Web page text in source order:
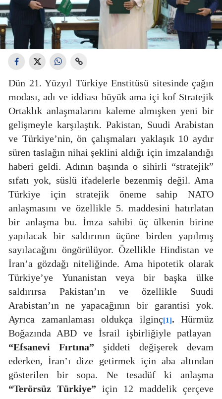
Dün 21. Yüzyıl Türkiye Enstitüsü sitesinde çağın
modası, adı ve iddiası büyük ama içi kof Stratejik
Ortaklık anlaşmalarını kaleme almışken yeni bir
gelişmeyle karşılaştık. Pakistan, Suudi Arabistan
ve Türkiye’nin, ön çalışmaları yaklaşık 10 aydır
süren taslağın nihai şeklini aldığı için imzalandığı
haberi geldi. Adının başında o sihirli “stratejik”
sıfatı yok, süslü ifadelerle bezenmiş değil. Ama
Türkiye için stratejik öneme sahip NATO
anlaşmasını ve özellikle 5. maddesini hatırlatan
bir anlaşma bu. İmza sahibi üç ülkenin birine
yapılacak bir saldırının üçüne birden yapılmış
sayılacağını öngörülüyor. Özellikle Hindistan ve
İran’a gözdağı niteliğinde. Ama hipotetik olarak
Türkiye’ye Yunanistan veya bir başka ülke
saldırırsa Pakistan’ın ve özellikle Suudi
Arabistan’ın ne yapacağının bir garantisi yok.
Ayrıca zamanlaması oldukça ilginç[1]. Hürmüz
Boğazında ABD ve İsrail işbirliğiyle patlayan
“Efsanevi Fırtına” şiddeti değişerek devam
ederken, İran’ı dize getirmek için aba altından
gösterilen bir sopa. Ne tesadüf ki anlaşma
“Terörsüz Türkiye” için 12 maddelik çerçeve